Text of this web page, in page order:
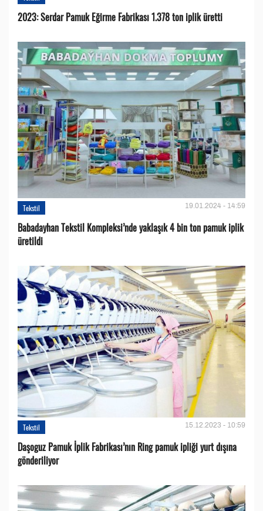
2023: Serdar Pamuk Eğirme Fabrikası 1.378 ton iplik üretti
Tekstil 19.01.2024 - 14:59
Babadayhan Tekstil Kompleksi’nde yaklaşık 4 bin ton pamuk iplik
üretildi
Tekstil 15.12.2023 - 10:59
Daşoguz Pamuk İplik Fabrikası’nın Ring pamuk ipliği yurt dışına
gönderiliyor